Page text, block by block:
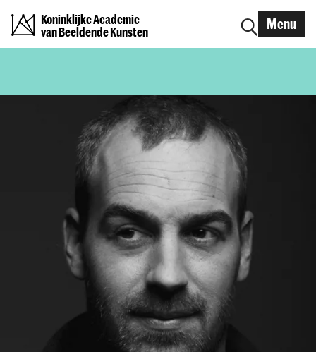
Koninklijke Academie
van Beeldende Kunsten
Menu